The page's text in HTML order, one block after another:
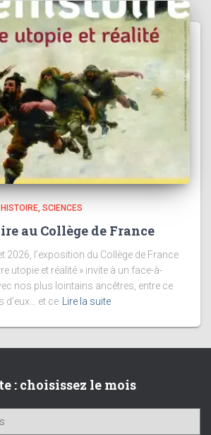
HISTOIRE SCIENCES
au Collège de France
2026, l’exposition du Collège de France
utopie et réalité » invite à un face-à-
nos plus lointains ancêtres, entre ce
d’eux… et ce
Lire la suite
: choisissez le mois